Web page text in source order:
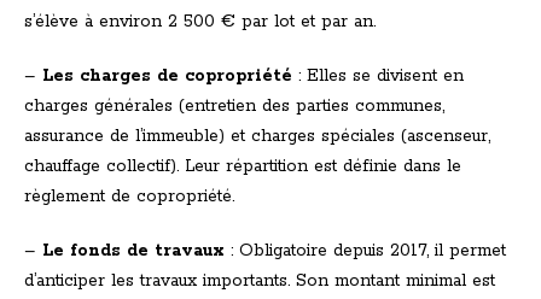
s’élève à environ 2 500 € par lot et par an.
– Les charges de copropriété : Elles se divisent en
charges générales (entretien des parties communes,
assurance de l’immeuble) et charges spéciales (ascenseur,
chauffage collectif). Leur répartition est définie dans le
règlement de copropriété.
– Le fonds de travaux : Obligatoire depuis 2017, il permet
d’anticiper les travaux importants. Son montant minimal est